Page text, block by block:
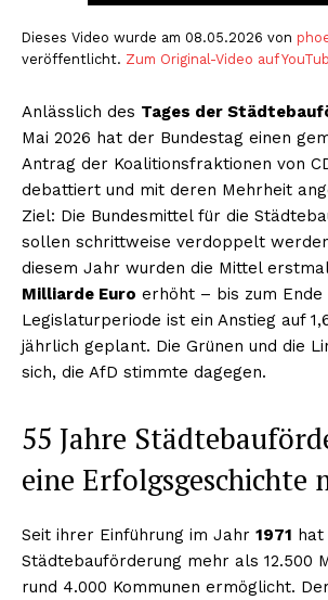
Dieses Video wurde am 08.05.2026 von
veröffentlicht. Zum Original-Video auf
Anlässlich des Tages der
Mai 2026 hat der Bundestag einen
Antrag der Koalitionsfraktionen von
debattiert und mit deren Mehrheit
Ziel: Die Bundesmittel für die
sollen schrittweise verdoppelt
diesem Jahr wurden die Mittel
Milliarde Euro erhöht – bis zum Ende
Legislaturperiode ist ein Anstieg auf
jährlich geplant. Die Grünen und die
sich, die AfD stimmte dagegen.
55 Jahre
eine Erfolgsgeschichte
Seit ihrer Einführung im Jahr 1971 hat
Städtebauförderung mehr als 12.500
rund 4.000 Kommunen ermöglicht.